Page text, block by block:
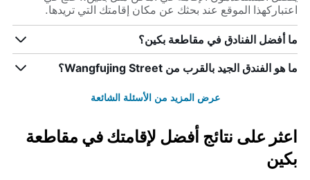
اعتباركهذا الموقع عند بحثك عن مكان إقامتك التي تريدها.
ما أفضل الفنادق في مقاطعة بكين؟
ما هو الفندق الجيد بالقرب من Wangfujing Street؟
عرض المزيد من الأسئلة الشائعة
اعثر على نتائج أفضل لإقامتك في مقاطعة
بكين